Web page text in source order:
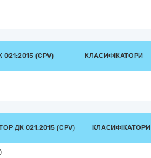
(CPV) КЛАСИФІКАТОРИ
ДК 021:2015 (CPV) КЛАСИФІКАТОРИ